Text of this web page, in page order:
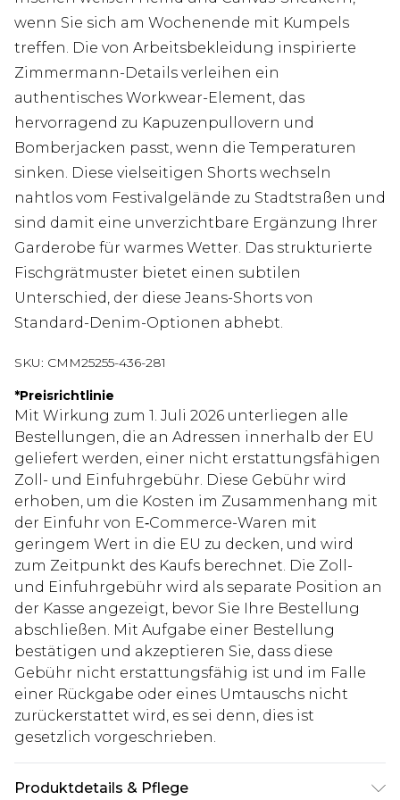
wenn Sie sich am Wochenende mit Kumpels
treffen. Die von Arbeitsbekleidung inspirierte
Zimmermann-Details verleihen ein
authentisches Workwear-Element, das
hervorragend zu Kapuzenpullovern und
Bomberjacken passt, wenn die Temperaturen
sinken. Diese vielseitigen Shorts wechseln
nahtlos vom Festivalgelände zu Stadtstraßen und
sind damit eine unverzichtbare Ergänzung Ihrer
Garderobe für warmes Wetter. Das strukturierte
Fischgrätmuster bietet einen subtilen
Unterschied, der diese Jeans-Shorts von
Standard-Denim-Optionen abhebt.
SKU: CMM25255-436-281
*Preisrichtlinie
Mit Wirkung zum 1. Juli 2026 unterliegen alle
Bestellungen, die an Adressen innerhalb der EU
geliefert werden, einer nicht erstattungsfähigen
Zoll- und Einfuhrgebühr. Diese Gebühr wird
erhoben, um die Kosten im Zusammenhang mit
der Einfuhr von E‑Commerce-Waren mit
geringem Wert in die EU zu decken, und wird
zum Zeitpunkt des Kaufs berechnet. Die Zoll-
und Einfuhrgebühr wird als separate Position an
der Kasse angezeigt, bevor Sie Ihre Bestellung
abschließen. Mit Aufgabe einer Bestellung
bestätigen und akzeptieren Sie, dass diese
Gebühr nicht erstattungsfähig ist und im Falle
einer Rückgabe oder eines Umtauschs nicht
zurückerstattet wird, es sei denn, dies ist
gesetzlich vorgeschrieben.
Produktdetails & Pflege